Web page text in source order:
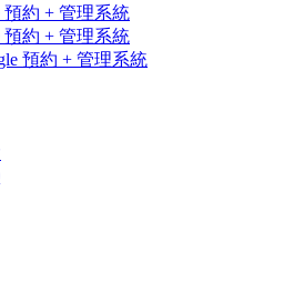
預約 + 管理系統
預約 + 管理系統
預約 + 管理系統